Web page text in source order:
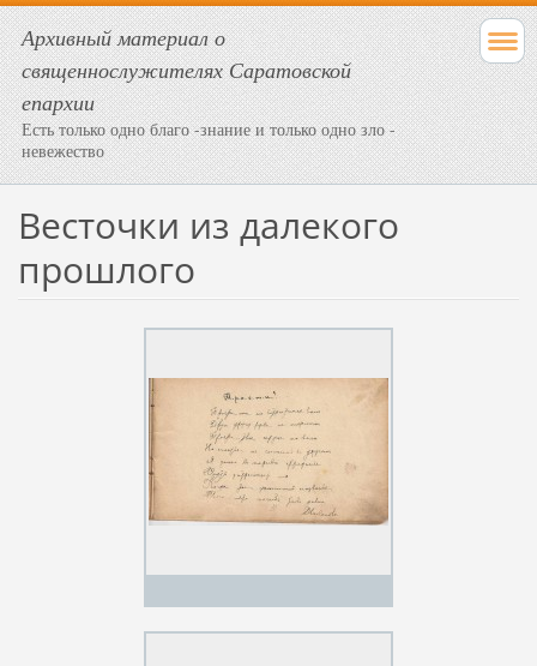
Архивный материал о
священнослужителях Саратовской
епархии
Есть только одно благо -знание и только одно зло -
невежество
Весточки из далекого
прошлого